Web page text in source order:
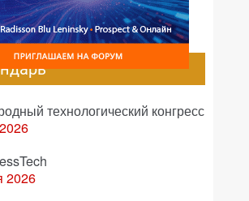
технологический конгресс
2026